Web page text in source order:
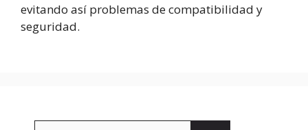
evitando así problemas de compatibilidad y
seguridad.